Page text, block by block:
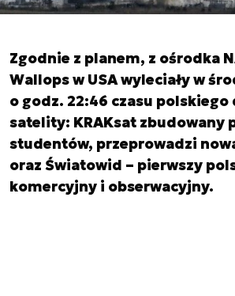
Zgodnie z planem, z ośrodka
Wallops w USA wyleciały w
o godz. 22:46 czasu polskiego
satelity: KRAKsat zbudowany
studentów, przeprowadzi
oraz Światowid – pierwszy
komercyjny i obserwacyjny.